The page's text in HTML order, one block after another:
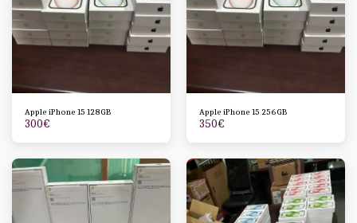
Apple iPhone 15 128GB
300€
Apple iPhone 15 256GB
350€